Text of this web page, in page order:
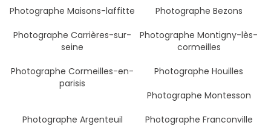
Photographe Maisons-laffitte
Photographe Bezons
Photographe Carrières-sur-
seine
Photographe Montigny-lès-
cormeilles
Photographe Cormeilles-en-
parisis
Photographe Houilles
Photographe Montesson
Photographe Argenteuil
Photographe Franconville